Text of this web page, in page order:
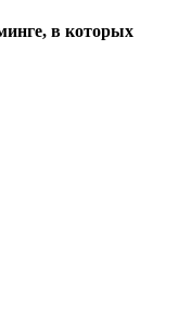
в которых